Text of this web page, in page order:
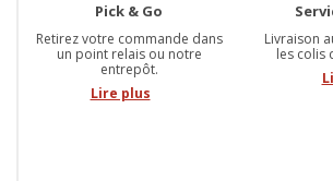
Pick & Go
Retirez votre commande dans
un point relais ou notre
entrepôt.
Lire plus
Livraison
les colis